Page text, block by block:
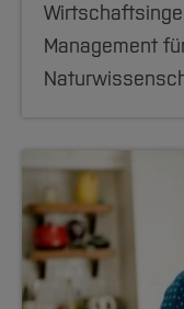
Management